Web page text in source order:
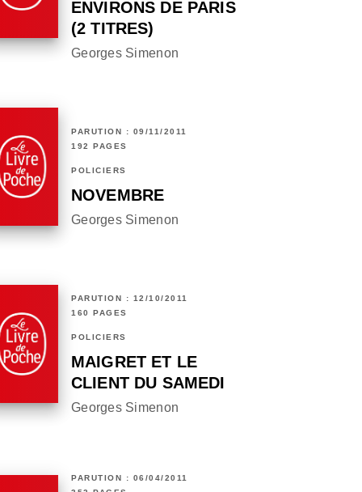
ENVIRONS DE PARIS
(2 TITRES)
Georges Simenon
PARUTION : 09/11/2011
192 PAGES
POLICIERS
NOVEMBRE
Georges Simenon
PARUTION : 12/10/2011
160 PAGES
POLICIERS
MAIGRET ET LE
CLIENT DU SAMEDI
Georges Simenon
PARUTION : 06/04/2011